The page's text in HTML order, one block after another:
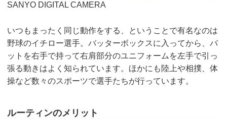
SANYO DIGITAL CAMERA
いつもまったく同じ動作をする、ということで有名なのは
野球のイチロー選手。バッターボックスに入ってから、バ
ットを右手で持って右肩部分のユニフォームを左手で引っ
張る動きはよく知られています。ほかにも陸上や相撲、体
操など数々のスポーツで選手たちが行っています。
ルーティンのメリット